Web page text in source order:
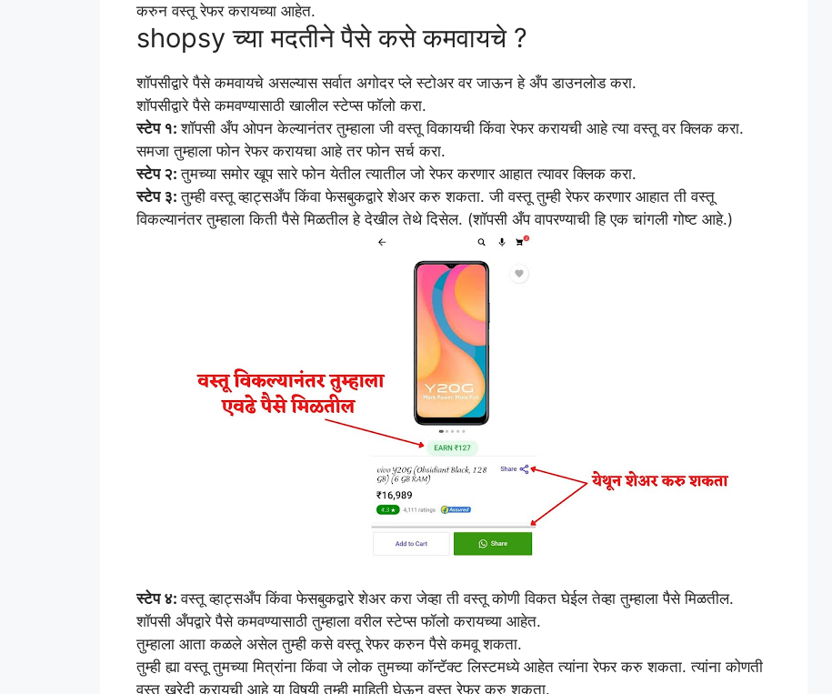
करुन वस्तू रेफर करायच्या आहेत.
shopsy च्या मदतीने पैसे कसे कमवायचे ?
शॉपसीद्वारे पैसे कमवायचे असल्यास सर्वात अगोदर प्ले स्टोअर वर जाऊन हे अँप डाउनलोड करा.
शॉपसीद्वारे पैसे कमवण्यासाठी खालील स्टेप्स फॉलो करा.
स्टेप १:शॉपसी अँप ओपन केल्यानंतर तुम्हाला जी वस्तू विकायची किंवा रेफर करायची आहे त्या वस्तू वर क्लिक करा.
समजा तुम्हाला फोन रेफर करायचा आहे तर फोन सर्च करा.
स्टेप २:तुमच्या समोर खूप सारे फोन येतील त्यातील जो रेफर करणार आहात त्यावर क्लिक करा.
स्टेप ३:तुम्ही वस्तू व्हाट्सअँप किंवा फेसबुकद्वारे शेअर करु शकता. जी वस्तू तुम्ही रेफर करणार आहात ती वस्तू
विकल्यानंतर तुम्हाला किती पैसे मिळतील हे देखील तेथे दिसेल. (शॉपसी अँप वापरण्याची हि एक चांगली गोष्ट आहे.)
स्टेप ४:वस्तू व्हाट्सअँप किंवा फेसबुकद्वारे शेअर करा जेव्हा ती वस्तू कोणी विकत घेईल तेव्हा तुम्हाला पैसे मिळतील.
शॉपसी अँपद्वारे पैसे कमवण्यासाठी तुम्हाला वरील स्टेप्स फॉलो करायच्या आहेत.
तुम्हाला आता कळले असेल तुम्ही कसे वस्तू रेफर करुन पैसे कमवू शकता.
तुम्ही ह्या वस्तू तुमच्या मित्रांना किंवा जे लोक तुमच्या कॉन्टॅक्ट लिस्टमध्ये आहेत त्यांना रेफर करु शकता. त्यांना कोणती
वस्तू खरेदी करायची आहे या विषयी तुम्ही माहिती घेऊन वस्तू रेफर करु शकता.